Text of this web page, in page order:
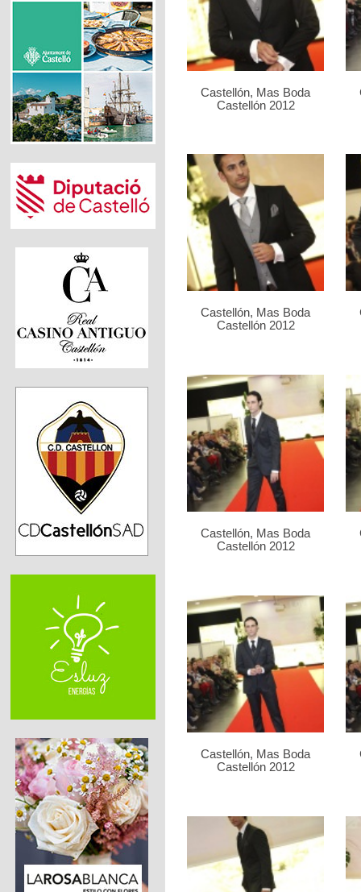
Castellón, Mas Boda
Castellón 2012
Castellón, Mas Boda
Castellón 2012
Castellón, Mas Boda
Castellón 2012
Castellón, Mas Boda
Castellón 2012